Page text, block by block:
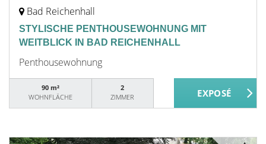
Bad Reichenhall
STYLISCHE PENTHOUSEWOHNUNG MIT
WEITBLICK IN BAD REICHENHALL
Penthousewohnung
90 m²
WOHNFLÄCHE
2
ZIMMER